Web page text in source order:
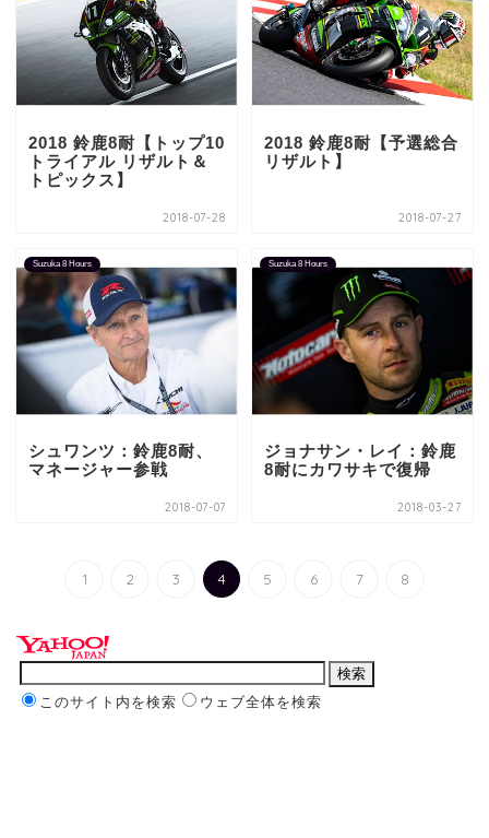
2018 鈴鹿8耐【トップ10
トライアル リザルト＆
トピックス】
2018-07-28
2018 鈴鹿8耐【予選総合
リザルト】
2018-07-27
Suzuka 8 Hours
シュワンツ：鈴鹿8耐、
マネージャー参戦
2018-07-07
Suzuka 8 Hours
ジョナサン・レイ：鈴鹿
8耐にカワサキで復帰
2018-03-27
1 2 3 4 5 6 7 8
このサイト内を検索 ウェブ全体を検索